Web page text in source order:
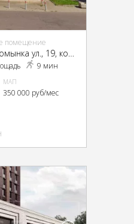
помещение
9 мин
МАП
350 000 руб/мес